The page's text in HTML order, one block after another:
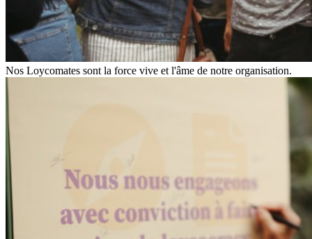
Nos Loycomates sont la force vive et l'âme de notre organisation.